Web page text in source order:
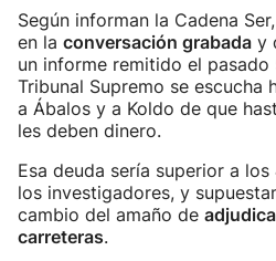
Según informan la Cadena
en la conversación grabada y
un informe remitido el
Tribunal Supremo se escucha
a Ábalos y a Koldo de que
les deben dinero.
Esa deuda sería superior a los
los investigadores, y
cambio del amaño de
carreteras.